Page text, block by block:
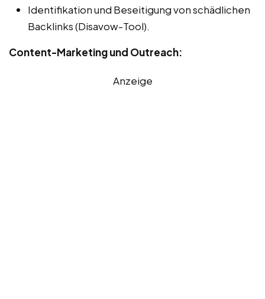
Identifikation und Beseitigung von schädlichen
Backlinks (Disavow-Tool).
Content-Marketing und Outreach:
Anzeige